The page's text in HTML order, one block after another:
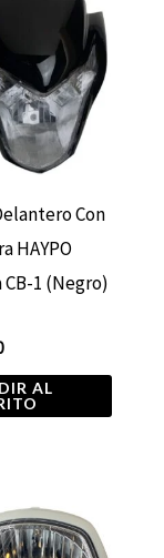
Con
HAYPO
1 (Negro)
AL